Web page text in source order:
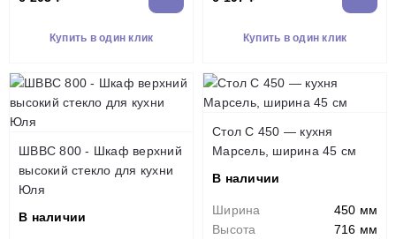
Купить в один клик Купить в один клик
ШВВС 800 - Шкаф верхний
высокий стекло для кухни
Юля
В наличии
Стол С 450 — кухня
Марсель, ширина 45 см
В наличии
Ширина
450 мм
Высота
716 мм